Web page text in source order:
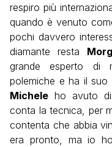
respiro più
quando è venuto
pochi davvero
diamante resta
grande esperto di
polemiche e ha il suo
Michele ho avuto
conta la tecnica, per
contenta che abbia
era pronto, ma io